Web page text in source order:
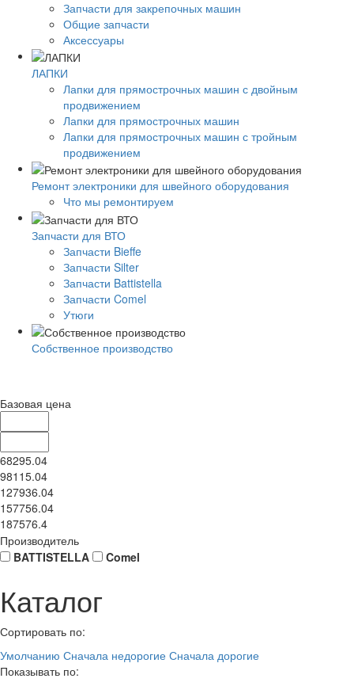
Запчасти для закрепочных машин
Общие запчасти
Аксессуары
ЛАПКИ
Лапки для прямострочных машин с двойным
продвижением
Лапки для прямострочных машин
Лапки для прямострочных машин с тройным
продвижением
Ремонт электроники для швейного оборудования
Что мы ремонтируем
Запчасти для ВТО
Запчасти Bieffe
Запчасти Silter
Запчасти Battistella
Запчасти Comel
Утюги
Собственное производство
Базовая цена
68295.04
98115.04
127936.04
157756.04
187576.4
Производитель
BATTISTELLA
Comel
Каталог
Сортировать по:
Умолчанию Сначала недорогие Сначала дорогие
Показывать по: